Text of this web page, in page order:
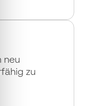
neu
zu